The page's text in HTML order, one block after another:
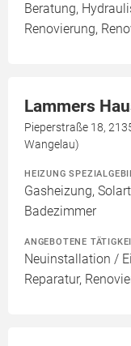
Beratung,
Renovierung,
Lammers
Pieperstraße 18,
Wangelau)
HEIZUNG
Gasheizung,
Badezimmer
ANGEBOTENE
Neuinstallation /
Reparatur,